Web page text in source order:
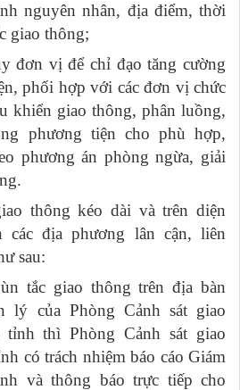
nguyên nhân, địa điểm, thời
giao thông;
đơn vị để chỉ đạo tăng cường
phối hợp với các đơn vị chức
khiển giao thông, phân luồng,
phương tiện cho phù hợp,
phương án phòng ngừa, giải
thông kéo dài và trên diện
các địa phương lân cận, liên
sau:
tắc giao thông trên địa bàn
lý của Phòng Cảnh sát giao
thì Phòng Cảnh sát giao
có trách nhiệm báo cáo Giám
và thông báo trực tiếp cho